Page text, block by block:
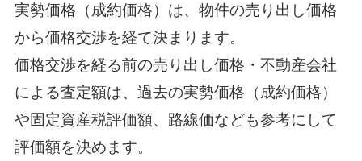
実勢価格（成約価格）は、物件の売り出し価格
から価格交渉を経て決まります。
価格交渉を経る前の売り出し価格・不動産会社
による査定額は、過去の実勢価格（成約価格）
や固定資産税評価額、路線価なども参考にして
評価額を決めます。